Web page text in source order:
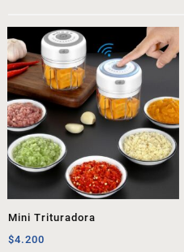
Mini Trituradora
$4.200